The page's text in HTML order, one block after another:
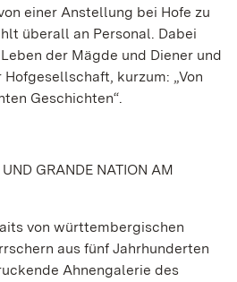
einer Anstellung bei Hofe zu
überall an Personal. Dabei
der Mägde und Diener und
kurzum: „Von
Geschichten“.
GRANDE NATION AM
von württembergischen
aus fünf Jahrhunderten
Ahnengalerie des